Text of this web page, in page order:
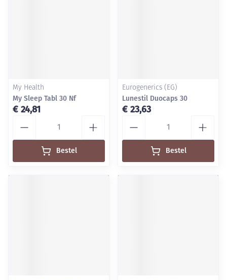
My Health
My Sleep Tabl 30 Nf
€ 24,81
Bestel
Eurogenerics (EG)
Lunestil Duocaps 30
€ 23,63
Bestel